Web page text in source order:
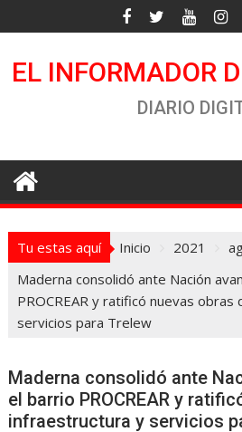
al
EL INFORMADOR
DIARIO
Tu estas aquí Inicio 2021
Maderna consolidó ante Nación
PROCREAR y ratificó nuevas
servicios para Trelew
Maderna consolidó ante
el barrio PROCREAR y
infraestructura y servicios